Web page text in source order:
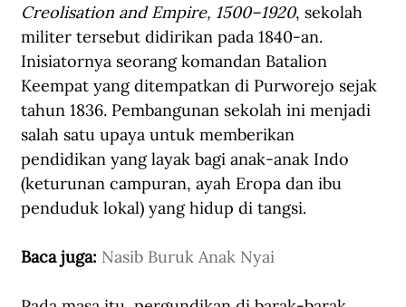
Creolisation and Empire, 1500–1920, sekolah
militer tersebut didirikan pada 1840-an.
Inisiatornya seorang komandan Batalion
Keempat yang ditempatkan di Purworejo sejak
tahun 1836. Pembangunan sekolah ini menjadi
salah satu upaya untuk memberikan
pendidikan yang layak bagi anak-anak Indo
(keturunan campuran, ayah Eropa dan ibu
penduduk lokal) yang hidup di tangsi.
Baca juga: Nasib Buruk Anak Nyai